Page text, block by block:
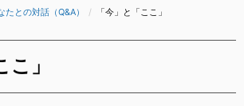
たとの対話（Q&A） CURRENT:
「今」と「ここ」
こ」